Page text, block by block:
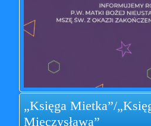
„Księga Mietka”/
Mieczysława”